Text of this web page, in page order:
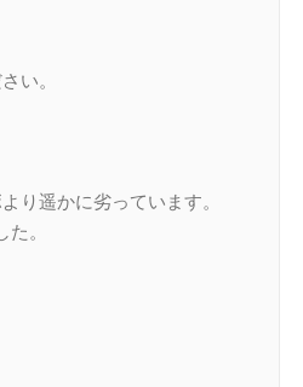
い。
り遥かに劣っています。
。